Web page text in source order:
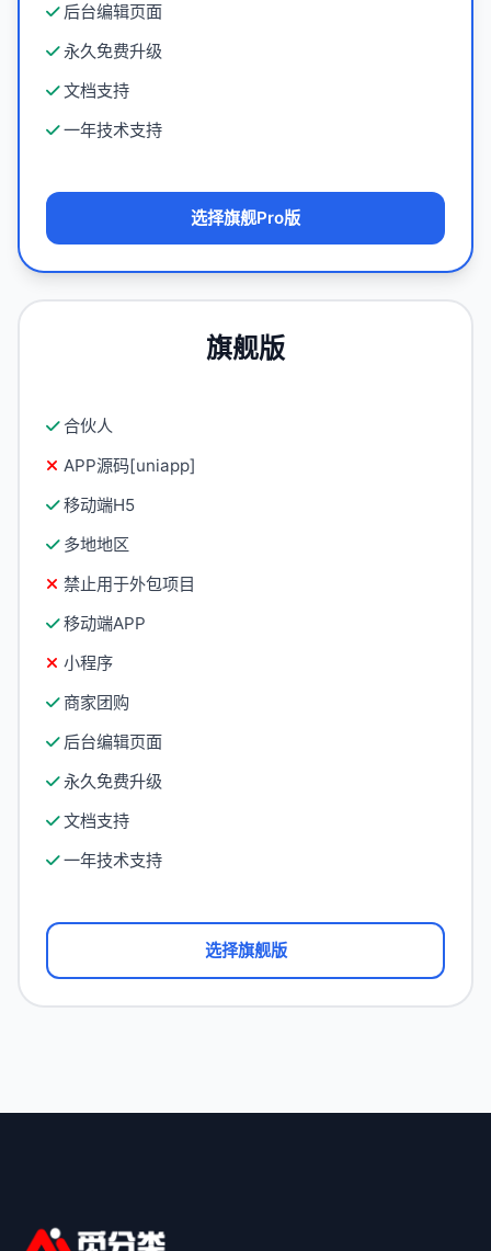
后台编辑页面
永久免费升级
文档支持
一年技术支持
选择旗舰Pro版
旗舰版
合伙人
APP源码[uniapp]
移动端H5
多地地区
禁止用于外包项目
移动端APP
小程序
商家团购
后台编辑页面
永久免费升级
文档支持
一年技术支持
选择旗舰版